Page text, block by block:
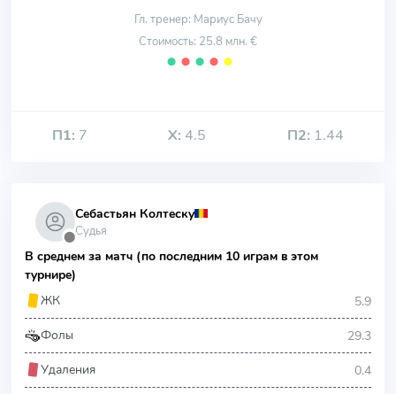
Гл. тренер: Мариус Бачу
Стоимость: 25.8 млн. €
⬤ ⬤ ⬤ ⬤ ⬤
П1: 7 Х: 4.5 П2: 1.44
⬤
Себастьян Колтеску
Судья
В среднем за матч (по последним 10 играм в этом
турнире)
ЖК
5.9
Фолы 29.3
Удаления 0.4